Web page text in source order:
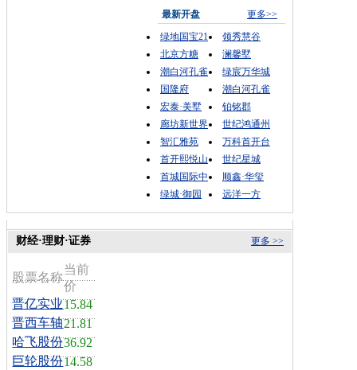
最新开盘
更多>>
绿地国宝21
领秀慧谷
北京方糖
澜馨墅
潮白河孔雀
绿宸万华城
国隆府
潮白河孔雀
宏泰·美墅
铂铭郡
廊坊新世界
世纪鸿通州
智汇雅苑
万科首开台
首开熙悦山
世纪星城
首城国际中
顺鑫·华玺
绿城·御园
远洋一方
更多 >>
财经·理财·证券
股票名称
当前
价
晋亿实业15.84
晋西车轴21.81
哈飞股份36.92
巨轮股份14.58